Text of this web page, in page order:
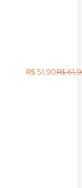
R$
R$51,90